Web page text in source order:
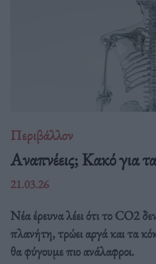
Περιβάλλον
Αναπνέεις; Κακό για
21.03.26
Νέα έρευνα λέει ότι το CO2
πλανήτη, τρώει αργά και τα
θα φύγουμε πιο ανάλαφροι.